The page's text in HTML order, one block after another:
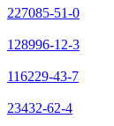
227085-51-0
128996-12-3
116229-43-7
23432-62-4